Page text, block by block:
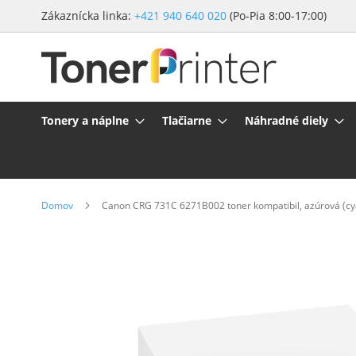
Preskočiť
na
Zákaznícka linka: +421 940 640 020 (Po-Pia 8:00-17:00)
Tonery a náplne Tlačiarne Náhradné diely
Domov Canon CRG 731C 6271B002 toner kompatibil, azúrová